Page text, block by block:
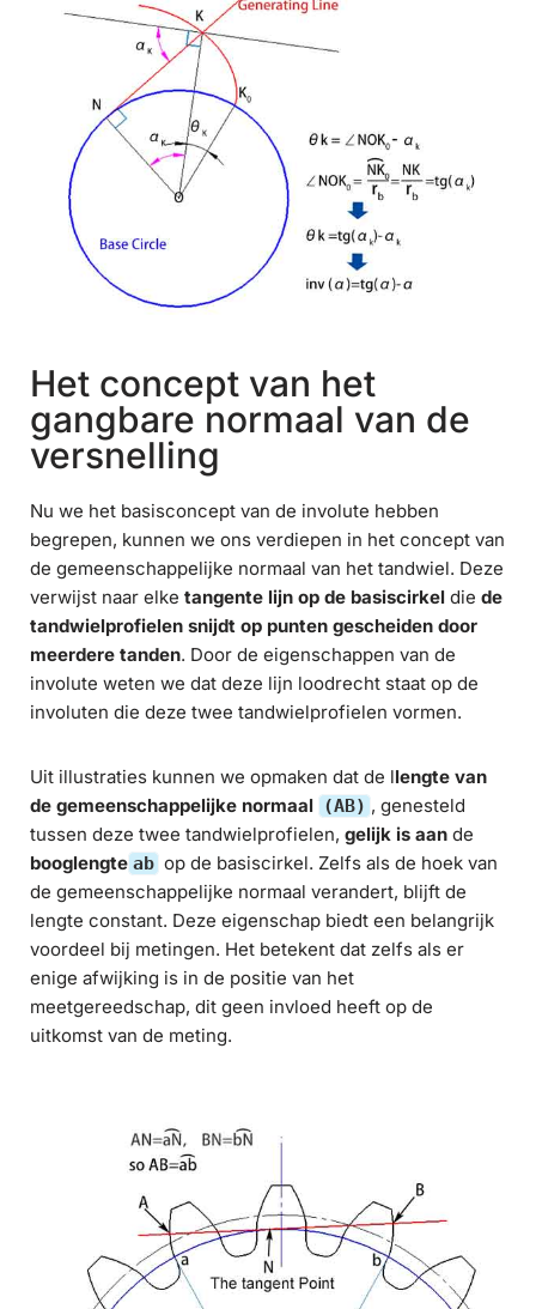
Het concept van het
gangbare normaal van de
versnelling
Nu we het basisconcept van de involute hebben
begrepen, kunnen we ons verdiepen in het concept van
de gemeenschappelijke normaal van het tandwiel. Deze
verwijst naar elke tangente lijn op de basiscirkel die de
tandwielprofielen snijdt op punten gescheiden door
meerdere tanden. Door de eigenschappen van de
involute weten we dat deze lijn loodrecht staat op de
involuten die deze twee tandwielprofielen vormen.
Uit illustraties kunnen we opmaken dat de llengte van
de gemeenschappelijke normaal (AB) , genesteld
tussen deze twee tandwielprofielen, gelijk is aan de
booglengte ab op de basiscirkel. Zelfs als de hoek van
de gemeenschappelijke normaal verandert, blijft de
lengte constant. Deze eigenschap biedt een belangrijk
voordeel bij metingen. Het betekent dat zelfs als er
enige afwijking is in de positie van het
meetgereedschap, dit geen invloed heeft op de
uitkomst van de meting.